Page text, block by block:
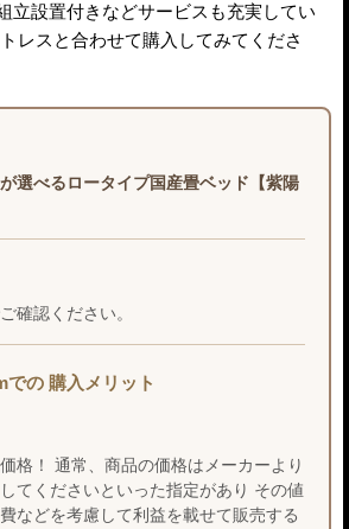
立設置付きなどサービスも充実してい
レスと合わせて購入してみてくださ
選べるロータイプ国産畳ベッド【紫陽
確認ください。
の 購入メリット
格！ 通常、商品の価格はメーカーより
てくださいといった指定があり その値
などを考慮して利益を載せて販売する